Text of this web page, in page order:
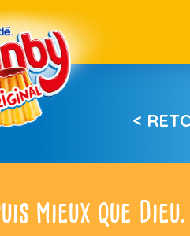
<
mieux que